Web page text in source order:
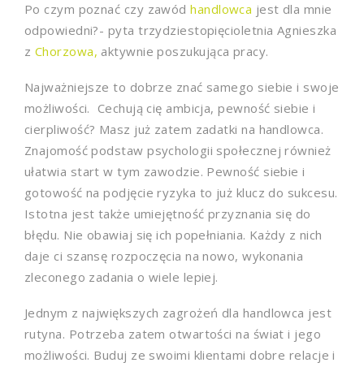
Po czym poznać czy zawódhandlowca jest dla mnie
odpowiedni?- pyta trzydziestopięcioletnia Agnieszka
z Chorzowa, aktywnie poszukująca pracy.
Najważniejsze to dobrze znać samego siebie i swoje
możliwości. Cechują cię ambicja, pewność siebie i
cierpliwość? Masz już zatem zadatki na handlowca.
Znajomość podstaw psychologii społecznej również
ułatwia start w tym zawodzie. Pewność siebie i
gotowość na podjęcie ryzyka to już klucz do sukcesu.
Istotna jest także umiejętność przyznania się do
błędu. Nie obawiaj się ich popełniania. Każdy z nich
daje ci szansę rozpoczęcia na nowo, wykonania
zleconego zadania o wiele lepiej.
Jednym z największych zagrożeń dla handlowca jest
rutyna. Potrzeba zatem otwartości na świat i jego
możliwości. Buduj ze swoimi klientami dobre relacje i